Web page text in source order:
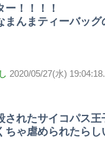
ー！！！！
まんまティーバッグ
2020/05/27(水)
されたサイコパス王
ちゃ虐められたらし